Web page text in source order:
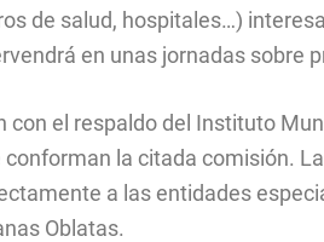
de salud, hospitales…)
en unas jornadas sobre
con el respaldo del Instituto
la citada comisión.
a las entidades
Oblatas.